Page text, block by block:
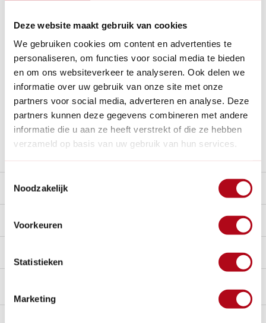
Deze website maakt gebruik van cookies
We gebruiken cookies om content en advertenties te
personaliseren, om functies voor social media te bieden
en om ons websiteverkeer te analyseren. Ook delen we
informatie over uw gebruik van onze site met onze
partners voor social media, adverteren en analyse. Deze
partners kunnen deze gegevens combineren met andere
informatie die u aan ze heeft verstrekt of die ze hebben
verzameld op basis van uw gebruik van hun services.
Toestemmingsselectie
Noodzakelijk
Voorkeuren
Statistieken
Marketing
vouwbaar.
Lees meer
Betaal achteraf met Riverty.
Gratis verzenden
vanaf € 60 in België en Nederland.*
14
dagen bedenktijd
Al
28 jaar
de tuinspecialist voor tuinliefhebbers
Nieuw:
Haal je bestelling in Wilnis bij ons op!
Stel een vraag over dit product
Beschrijving
Reviews